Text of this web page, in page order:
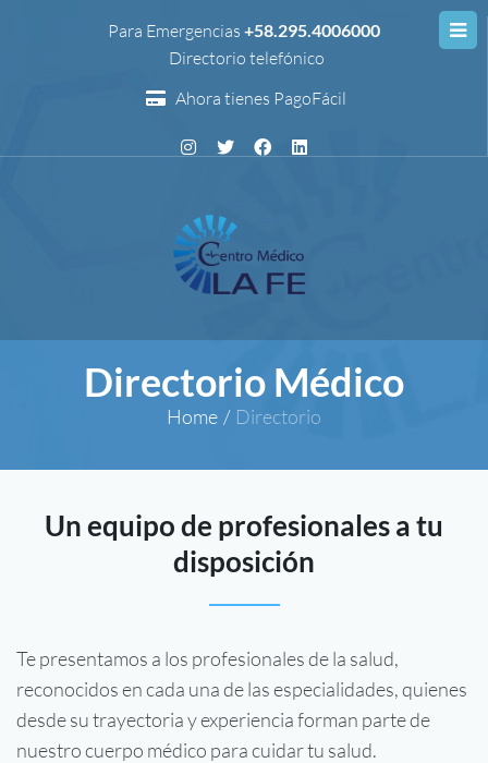
Para Emergencias +58.295.4006000
Directorio telefónico
Ahora tienes PagoFácil
Directorio Médico
Home / Directorio
Un equipo de profesionales a tu
disposición
Te presentamos a los profesionales de la salud,
reconocidos en cada una de las especialidades, quienes
desde su trayectoria y experiencia forman parte de
nuestro cuerpo médico para cuidar tu salud.